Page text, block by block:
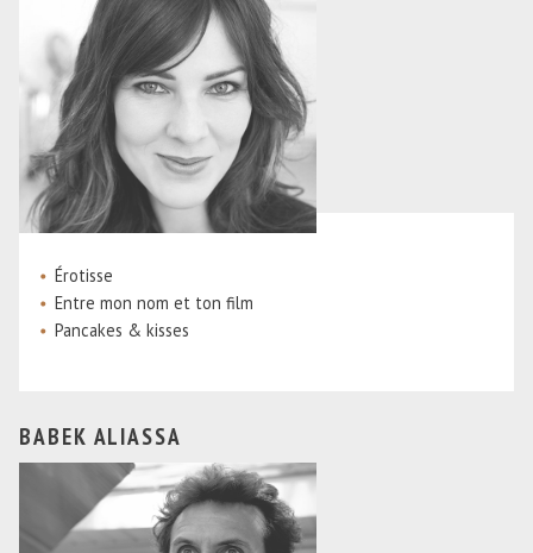
Érotisse
Entre mon nom et ton film
Pancakes & kisses
BABEK ALIASSA